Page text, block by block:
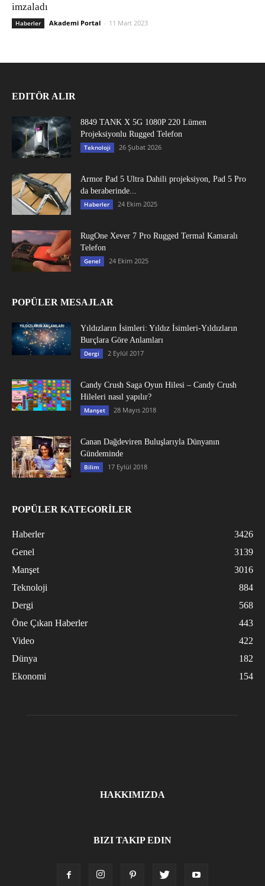
imzaladı
Haberler Akademi Portal - 11 Mart 2023
EDITÖR ALIR
8849 TANK X 5G 1080P 220 Lümen
Projeksiyonlu Rugged Telefon
Teknoloji 26 Şubat 2026
Armor Pad 5 Ultra Dahili projeksiyon, Pad 5 Pro
da beraberinde...
Haberler 24 Ekim 2025
RugOne Xever 7 Pro Rugged Termal Kamaralı
Telefon
Genel 24 Ekim 2025
POPÜLER MESAJLAR
Yıldızların İsimleri: Yıldız İsimleri-Yıldızların
Burçlara Göre Anlamları
Dergi 2 Eylül 2017
Candy Crush Saga Oyun Hilesi – Candy Crush
Hileleri nasıl yapılır?
Manşet 28 Mayıs 2018
Canan Dağdeviren Buluşlarıyla Dünyanın
Gündeminde
Bilim 17 Eylül 2018
POPÜLER KATEGORİLER
Haberler
3426
Genel
3139
Manşet
3016
Teknoloji
884
Dergi
568
Öne Çıkan Haberler
443
Video
422
Dünya
182
Ekonomi
154
HAKKIMIZDA
BIZI TAKIP EDIN